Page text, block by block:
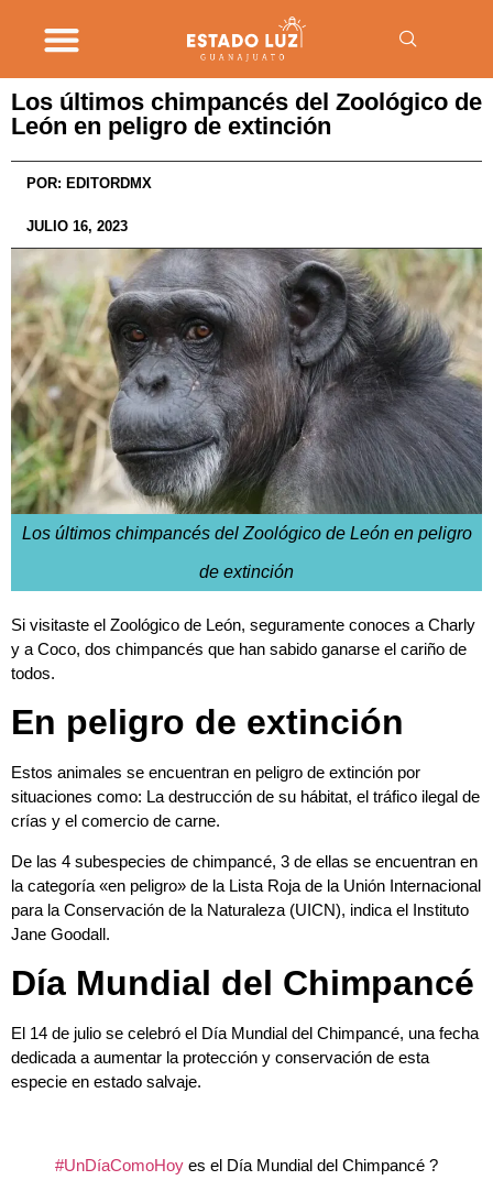
Los últimos chimpancés del Zoológico de
León en peligro de extinción
POR: EDITORDMX
JULIO 16, 2023
Los últimos chimpancés del Zoológico de León en peligro
de extinción
Si visitaste el Zoológico de León, seguramente conoces a Charly
y a Coco, dos chimpancés que han sabido ganarse el cariño de
todos.
En peligro de extinción
Estos animales se encuentran en peligro de extinción por
situaciones como: La destrucción de su hábitat, el tráfico ilegal de
crías y el comercio de carne.
De las 4 subespecies de chimpancé, 3 de ellas se encuentran en
la categoría «en peligro» de la Lista Roja de la Unión Internacional
para la Conservación de la Naturaleza (UICN), indica el Instituto
Jane Goodall.
Día Mundial del Chimpancé
El 14 de julio se celebró el Día Mundial del Chimpancé, una fecha
dedicada a aumentar la protección y conservación de esta
especie en estado salvaje.
#UnDíaComoHoy es el Día Mundial del Chimpancé ?